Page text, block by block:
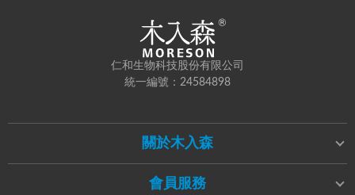
仁和生物科技股份有限公司
統一編號：24584898
關於木入森
會員服務